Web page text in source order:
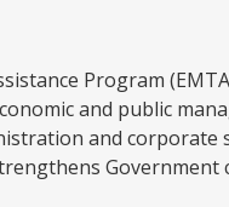
Program
and public
and corporate